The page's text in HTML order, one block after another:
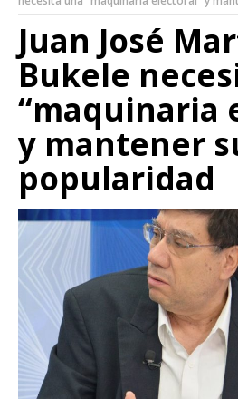
Juan José
Bukele
“maquinaria
y mantener
popularidad